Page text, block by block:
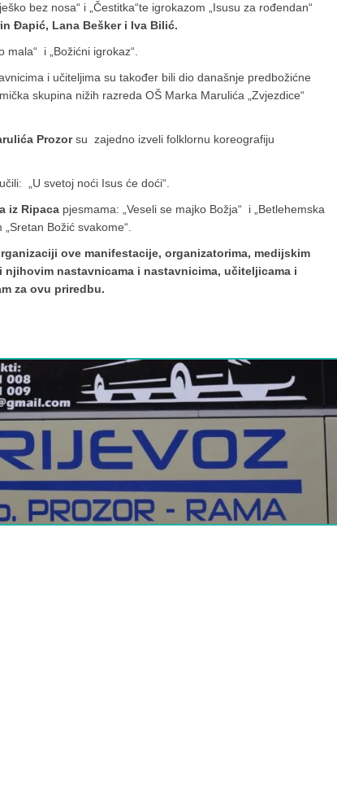
bez nosa“ i „Čestitka“te igrokazom „Isusu za rođendan“
Đapić, Lana Bešker i Iva Bilić.
i „Božićni igrokaz“.
i učiteljima su također bili dio današnje predbožićne
skupina nižih razreda OŠ Marka Marulića „Zvjezdice“
Prozorsu zajedno izveli folklornu koreografiju
„U svetoj noći Isus će doći“.
iz Ripaca pjesmama: „Veseli se majko Božja“ i „Betlehemska
Božić svakome“.
ove manifestacije, organizatorima, medijskim
nastavnicama i nastavnicima, učiteljicama i
za ovu priredbu.